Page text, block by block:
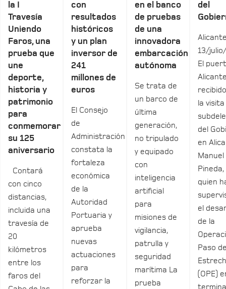
la I
Travesía
Uniendo
Faros, una
prueba que
une
deporte,
historia y
patrimonio
para
conmemorar
su 125
aniversario
Contará
con cinco
distancias,
incluida una
travesía de
20
kilómetros
entre los
faros del
con
resultados
históricos
y un plan
inversor de
241
millones de
euros
El Consejo
de
Administración
constata la
fortaleza
económica
de la
Autoridad
Portuaria y
aprueba
nuevas
actuaciones
para
reforzar la
en el banco
de pruebas
de una
innovadora
embarcación
autónoma
Se trata de
un barco de
última
generación,
no tripulado
y equipado
con
inteligencia
artificial
para
misiones de
vigilancia,
patrulla y
seguridad
marítima La
prueba
del
13/
El
la
del
en
Manuel
Pineda,
quien
el
de la
Paso
(OPE)